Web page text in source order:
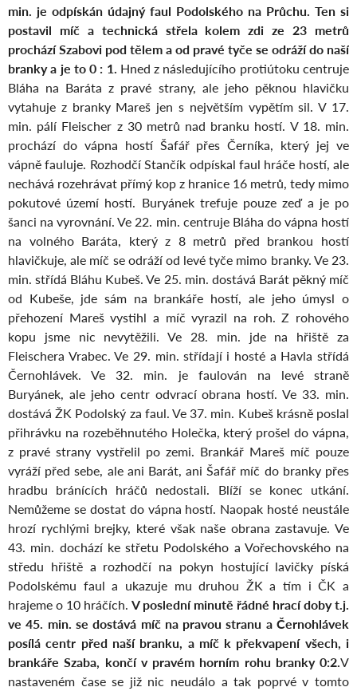
min. je odpískán údajný faul Podolského na Průchu. Ten si
postavil míč a technická střela kolem zdi ze 23 metrů
prochází Szabovi pod tělem a od pravé tyče se odráží do naší
branky a je to 0 : 1. Hned z následujícího protiútoku centruje
Bláha na Baráta z pravé strany, ale jeho pěknou hlavičku
vytahuje z branky Mareš jen s největším vypětím sil. V 17.
min. pálí Fleischer z 30 metrů nad branku hostí. V 18. min.
prochází do vápna hostí Šafář přes Černíka, který jej ve
vápně fauluje. Rozhodčí Stančík odpískal faul hráče hostí, ale
nechává rozehrávat přímý kop z hranice 16 metrů, tedy mimo
pokutové území hostí. Buryánek trefuje pouze zeď a je po
šanci na vyrovnání. Ve 22. min. centruje Bláha do vápna hostí
na volného Baráta, který z 8 metrů před brankou hostí
hlavičkuje, ale míč se odráží od levé tyče mimo branky. Ve 23.
min. střídá Bláhu Kubeš. Ve 25. min. dostává Barát pěkný míč
od Kubeše, jde sám na brankáře hostí, ale jeho úmysl o
přehození Mareš vystihl a míč vyrazil na roh. Z rohového
kopu jsme nic nevytěžili. Ve 28. min. jde na hřiště za
Fleischera Vrabec. Ve 29. min. střídají i hosté a Havla střídá
Černohlávek. Ve 32. min. je faulován na levé straně
Buryánek, ale jeho centr odvrací obrana hostí. Ve 33. min.
dostává ŽK Podolský za faul. Ve 37. min. Kubeš krásně poslal
přihrávku na rozeběhnutého Holečka, který prošel do vápna,
z pravé strany vystřelil po zemi. Brankář Mareš míč pouze
vyráží před sebe, ale ani Barát, ani Šafář míč do branky přes
hradbu bránících hráčů nedostali. Blíží se konec utkání.
Nemůžeme se dostat do vápna hostí. Naopak hosté neustále
hrozí rychlými brejky, které však naše obrana zastavuje. Ve
43. min. dochází ke střetu Podolského a Vořechovského na
středu hřiště a rozhodčí na pokyn hostující lavičky píská
Podolskému faul a ukazuje mu druhou ŽK a tím i ČK a
hrajeme o 10 hráčích. V poslední minutě řádné hrací doby t.j.
ve 45. min. se dostává míč na pravou stranu a Černohlávek
posílá centr před naší branku, a míč k překvapení všech, i
brankáře Szaba, končí v pravém horním rohu branky 0:2. V
nastaveném čase se již nic neudálo a tak poprvé v tomto